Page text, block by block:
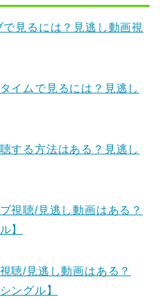
見るには？見逃し動画視
イムで見るには？見逃し
する方法はある？見逃し
視聴/見逃し動画はある？
】
聴/見逃し動画はある？
ングル】